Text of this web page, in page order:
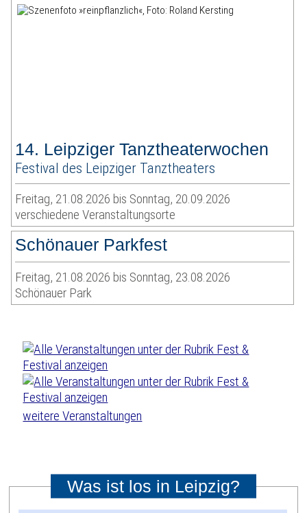
14. Leipziger Tanztheaterwochen
Festival des Leipziger Tanztheaters
Freitag, 21.08.2026 bis Sonntag, 20.09.2026
verschiedene Veranstaltungsorte
Schönauer Parkfest
Freitag, 21.08.2026 bis Sonntag, 23.08.2026
Schönauer Park
weitere Veranstaltungen
Was ist los in Leipzig?